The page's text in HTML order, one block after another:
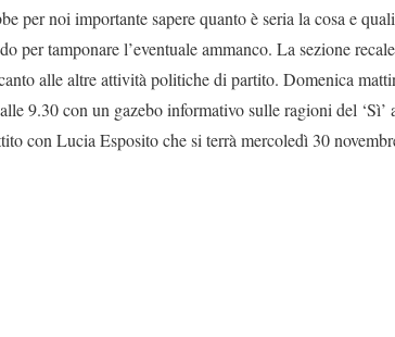
per noi importante sapere quanto è seria la cosa e
per tamponare l’eventuale ammanco. La sezione
alle altre attività politiche di partito. Domenica
9.30 con un gazebo informativo sulle ragioni del
con Lucia Esposito che si terrà mercoledì 30